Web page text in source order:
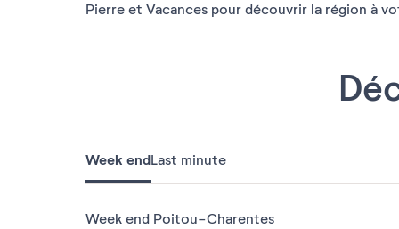
Pierre et Vacances pour découvrir la région à
Week endLast minute
Week end Poitou-Charentes